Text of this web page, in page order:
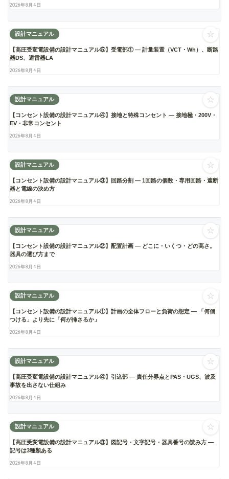
2026年8月4日
設計マニュアル
【高圧受変電設備の設計マニュアル⑤】受電部① ― 計量装置（VCT・Wh）、断路
器DS、避雷器LA
2026年8月4日
☆
設計マニュアル
【コンセント設備の設計マニュアル④】接地と特殊コンセント ― 接地極・200V・
EV・非常コンセント
2026年8月4日
☆
設計マニュアル
【コンセント設備の設計マニュアル③】回路分割 ― 1回路の個数・専用回路・遮断
器と電線の決め方
2026年8月4日
☆
設計マニュアル
【コンセント設備の設計マニュアル②】配置計画 ― どこに・いくつ・どの高さ。
器具の選び方まで
2026年8月4日
☆
設計マニュアル
【コンセント設備の設計マニュアル①】計画の全体フローと負荷の想定 ― 「何個
つける」より先に「何が挿さるか」
2026年8月4日
☆
設計マニュアル
【高圧受変電設備の設計マニュアル④】引込部 ― 責任分界点とPAS・UGS、波及
事故を出さない仕組み
2026年8月4日
☆
設計マニュアル
【高圧受変電設備の設計マニュアル③】図記号・文字記号・器具番号の読み方 ―
記号は3種類ある
2026年8月4日
☆